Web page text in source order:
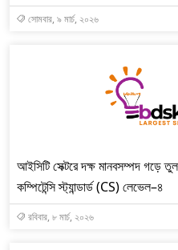
সোমবার, ৯ মার্চ, ২০২৬
আইসিটি সেক্টরে দক্ষ মানবসম্পদ গড়ে
কম্পিটেন্সি স্ট্যান্ডার্ড (CS) লেভেল–৪
রবিবার, ৮ মার্চ, ২০২৬